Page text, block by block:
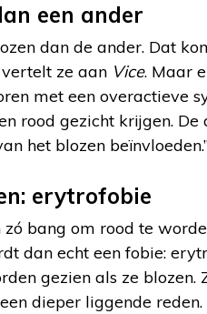
een ander
dan de ander. Dat
ze aan Vice. Maar
met een overactieve
rood gezicht krijgen.
het blozen
erytrofobie
bang om rood te
dan echt een fobie:
gezien als ze
dieper liggende reden.